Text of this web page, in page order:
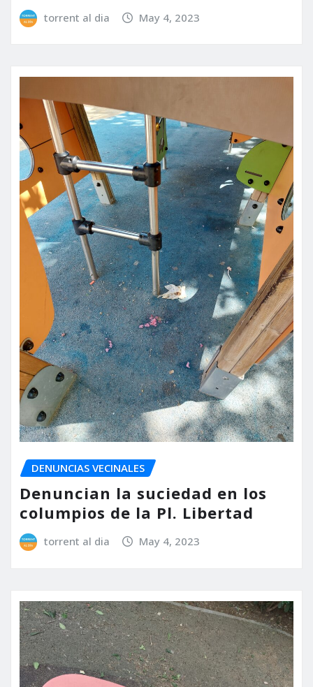
torrent al dia May 4, 2023
DENUNCIAS VECINALES
Denuncian la suciedad en los
columpios de la Pl. Libertad
torrent al dia May 4, 2023